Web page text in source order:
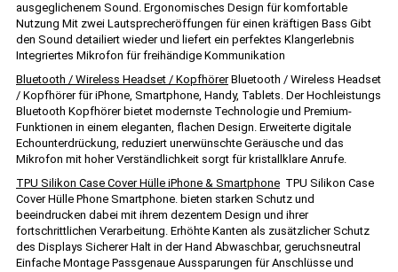
ausgeglichenem Sound. Ergonomisches Design für komfortable
Nutzung Mit zwei Lautsprecheröffungen für einen kräftigen Bass Gibt
den Sound detailiert wieder und liefert ein perfektes Klangerlebnis
Integriertes Mikrofon für freihändige Kommunikation
Bluetooth / Wireless Headset / KopfhörerBluetooth / Wireless Headset
/ Kopfhörer für iPhone, Smartphone, Handy, Tablets. Der Hochleistungs
Bluetooth Kopfhörer bietet modernste Technologie und Premium-
Funktionen in einem eleganten, flachen Design. Erweiterte digitale
Echounterdrückung, reduziert unerwünschte Geräusche und das
Mikrofon mit hoher Verständlichkeit sorgt für kristallklare Anrufe.
TPU Silikon Case Cover Hülle iPhone & Smartphone TPU Silikon Case
Cover Hülle Phone Smartphone. bieten starken Schutz und
beeindrucken dabei mit ihrem dezentem Design und ihrer
fortschrittlichen Verarbeitung. Erhöhte Kanten als zusätzlicher Schutz
des Displays Sicherer Halt in der Hand Abwaschbar, geruchsneutral
Einfache Montage Passgenaue Aussparungen für Anschlüsse und